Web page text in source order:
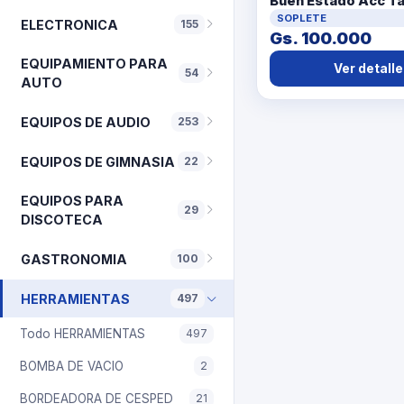
ELECTRONICA 155
EQUIPAMIENTO PARA
AUTO
54
EQUIPOS DE AUDIO 253
EQUIPOS DE GIMNASIA 22
EQUIPOS PARA
DISCOTECA
29
GASTRONOMIA 100
HERRAMIENTAS 497
Todo HERRAMIENTAS 497
BOMBA DE VACIO 2
BORDEADORA DE CESPED 21
PinturaCable Cte
SOPLETE
Gs. 100.000
Ver detalle